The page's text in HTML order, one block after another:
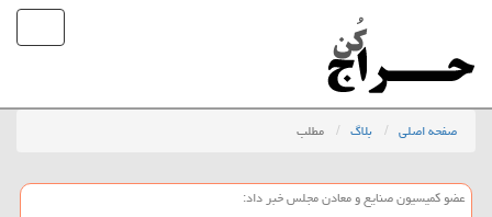
صفحه اصلی بلاگ مطلب
عضو كمیسیون صنایع و معادن مجلس خبر داد: